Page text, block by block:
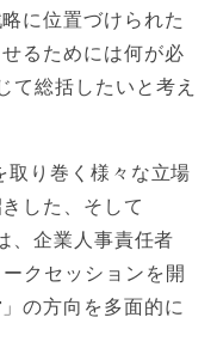
に位置づけられた
るためには何が必
て総括したいと考え
り巻く様々な立場
した、そして
、企業人事責任者
クセッションを開
の方向を多面的に